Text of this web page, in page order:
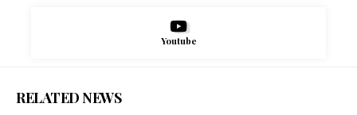
Youtube
RELATED NEWS